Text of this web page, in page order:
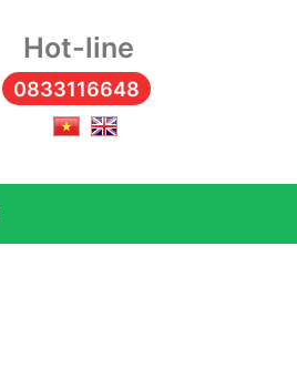
Hot-line
0833116648